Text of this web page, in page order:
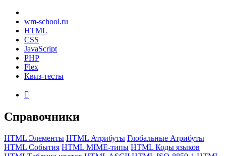
wm-school.ru
HTML
CSS
JavaScript
PHP
Flex
Квиз-тесты

Справочники
HTML Элементы HTML Атрибуты Глобальные Атрибуты
HTML События HTML MIME-типы HTML Коды языков